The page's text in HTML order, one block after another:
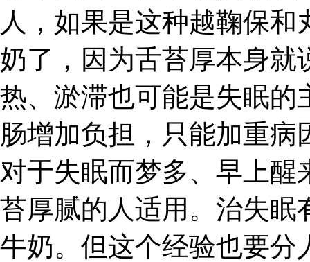
人，如果是这种越鞠保
奶了，因为舌苔厚本身就
热、淤滞也可能是失眠的
肠增加负担，只能加重
对于失眠而梦多、早上
苔厚腻的人适用。治失眠
牛奶。但这个经验也要分